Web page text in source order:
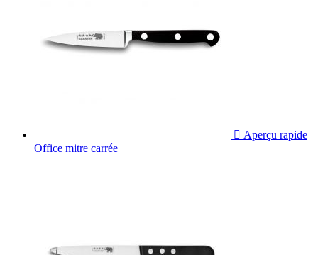
 Aperçu rapide
Office mitre carrée